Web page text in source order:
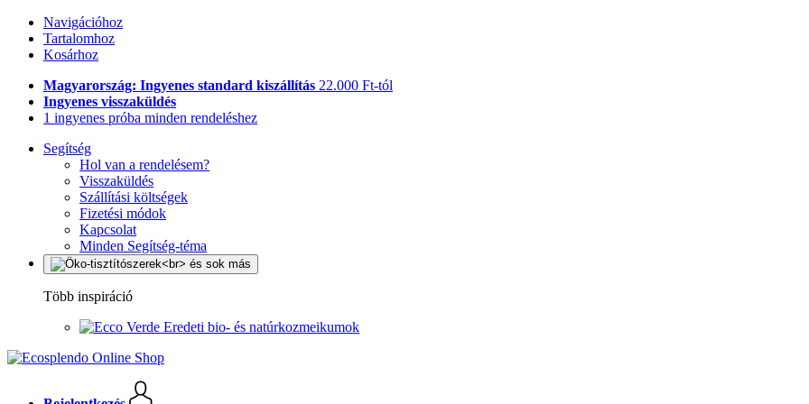
Navigációhoz
Tartalomhoz
Kosárhoz
Magyarország: Ingyenes standard kiszállítás 22.000 Ft-tól
Ingyenes visszaküldés
1 ingyenes próba minden rendeléshez
Segítség
Hol van a rendelésem?
Visszaküldés
Szállítási költségek
Fizetési módok
Kapcsolat
Minden Segítség-téma
Több inspiráció
Eredeti bio- és natúrkozmeikumok